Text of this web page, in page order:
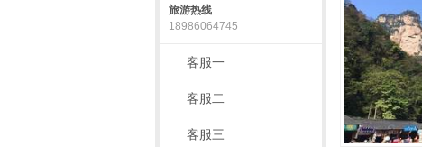
旅游热线
18986064745
客服一
客服二
客服三